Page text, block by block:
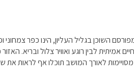
לאורך המושב תוכלו אף לראות את